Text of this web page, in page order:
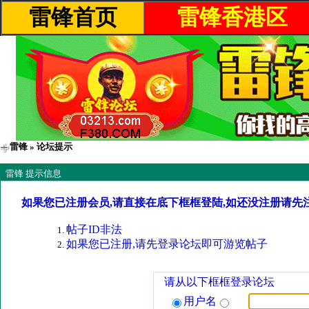
雷锋首页 雷锋香港区
雷锋 » 论坛提示
雷锋 提示信息
如果您已注册会员,请直接在底下框框登陆,如还没注册请先
帖子ID非法
如果您已注册,请先登录论坛即可游览帖子
请从以下框框登录论坛
用户名